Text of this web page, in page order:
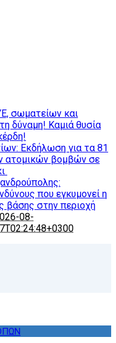
σωματείων και
δύναμη! Καμιά θυσία
Εκδήλωση για τα 81
ατομικών βομβών σε
που εγκυμονεί η
βάσης στην περιοχή
08-